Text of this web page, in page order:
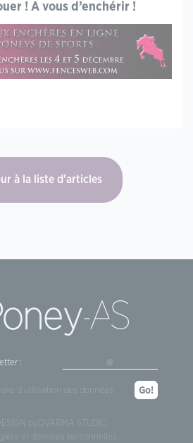
! A vous d’enchérir !
à la liste d'articles
by
OVARMA STUDIO
et données personnelles
:
d'utilisation des données Go!